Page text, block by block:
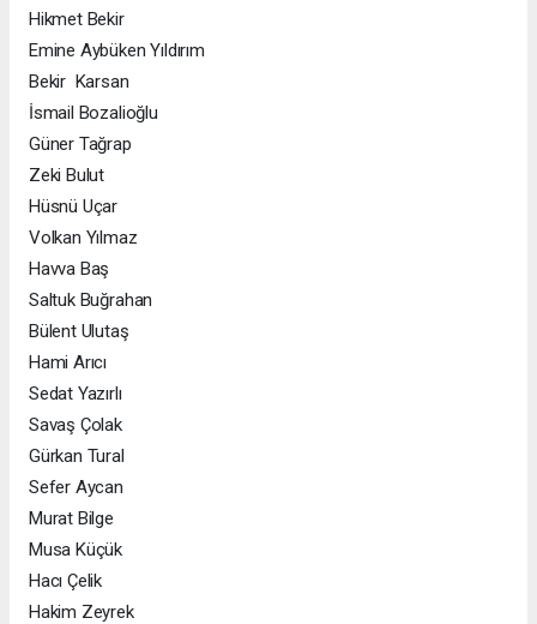
Hikmet Bekir
Emine Aybüken Yıldırım
Bekir Karsan
İsmail Bozalioğlu
Güner Tağrap
Zeki Bulut
Hüsnü Uçar
Volkan Yılmaz
Havva Baş
Saltuk Buğrahan
Bülent Ulutaş
Hami Arıcı
Sedat Yazırlı
Savaş Çolak
Gürkan Tural
Sefer Aycan
Murat Bilge
Musa Küçük
Hacı Çelik
Hakim Zeyrek